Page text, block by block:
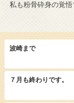
私も粉骨砕身の覚悟
波崎まで
７月も終わりです。